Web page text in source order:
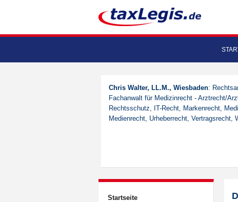
Chris Walter, LL.M., Wiesbaden:
Fachanwalt für Medizinrecht - Arztrecht/
Rechtsschutz, IT-Recht, Markenrecht,
Medienrecht, Urheberrecht, Vertragsrecht,
Startseite